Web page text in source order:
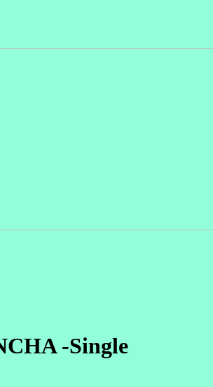
-Single